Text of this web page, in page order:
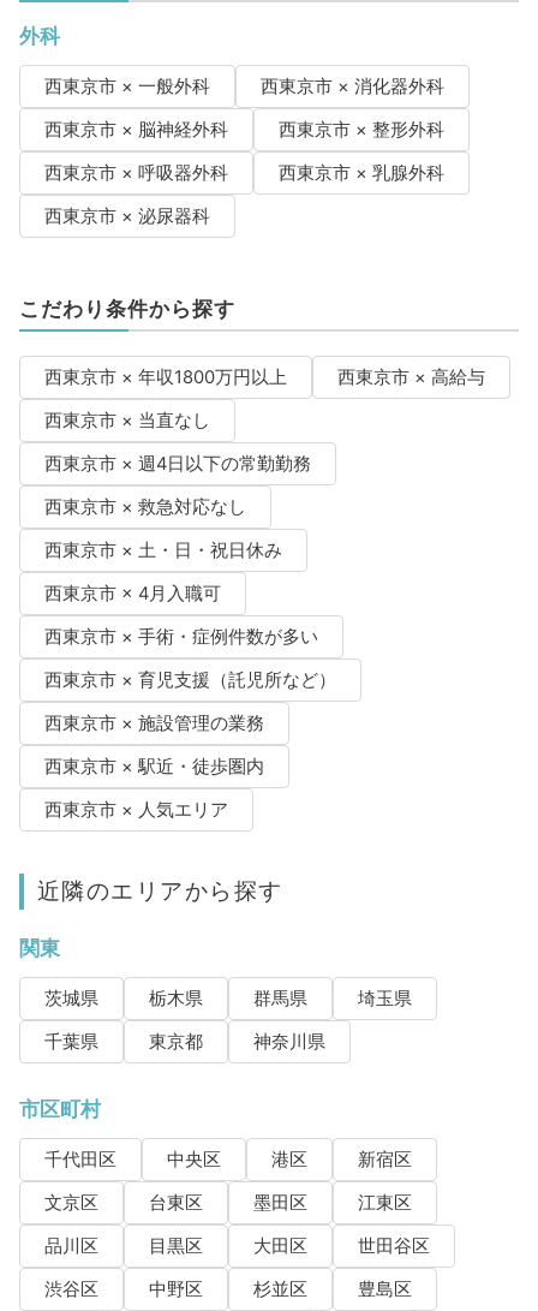
外科
西東京市 × 一般外科
西東京市 × 消化器外科
西東京市 × 脳神経外科
西東京市 × 整形外科
西東京市 × 呼吸器外科
西東京市 × 乳腺外科
西東京市 × 泌尿器科
こだわり条件から探す
西東京市 × 年収1800万円以上
西東京市 × 高給与
西東京市 × 当直なし
西東京市 × 週4日以下の常勤勤務
西東京市 × 救急対応なし
西東京市 × 土・日・祝日休み
西東京市 × 4月入職可
西東京市 × 手術・症例件数が多い
西東京市 × 育児支援（託児所など）
西東京市 × 施設管理の業務
西東京市 × 駅近・徒歩圏内
西東京市 × 人気エリア
近隣のエリアから探す
関東
茨城県 栃木県 群馬県
埼玉県
千葉県
東京都 神奈川県
市区町村
千代田区 中央区 港区
新宿区
文京区
台東区 墨田区
江東区
品川区
目黒区 大田区
世田谷区
渋谷区
中野区 杉並区
豊島区